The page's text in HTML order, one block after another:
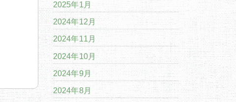
2025年1月
2024年12月
2024年11月
2024年10月
2024年9月
2024年8月